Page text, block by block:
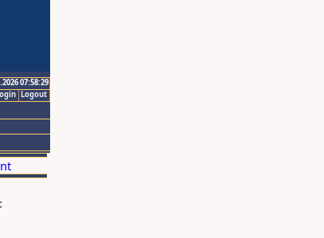
07:58:29
Logout